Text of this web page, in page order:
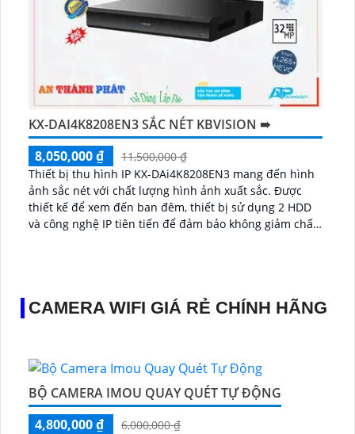
KX-DAI4K8208EN3 SẮC NÉT KBVISION ➠
8,050,000 ₫
11,500,000 ₫
Thiết bị thu hình IP KX-DAi4K8208EN3 mang đến hình
ảnh sắc nét với chất lượng hình ảnh xuất sắc. Được
thiết kế để xem đến ban đêm, thiết bị sử dụng 2 HDD
và công nghệ IP tiên tiến để đảm bảo không giảm chất
CAMERA WIFI GIÁ RẺ CHÍNH HÃNG
BỘ CAMERA IMOU QUAY QUÉT TỰ ĐỘNG
4,800,000 ₫
6,000,000 ₫